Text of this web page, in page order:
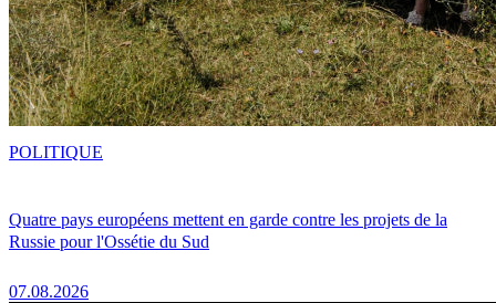
Quatre pays européens mettent en garde contre les projets de la
Russie pour l'Ossétie du Sud
07.08.2026
POLITIQUE